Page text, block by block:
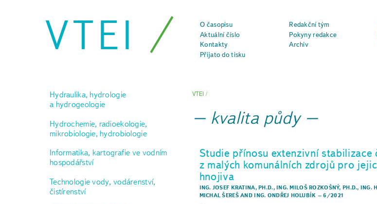
VTEI O časopisu Redakční tým
Aktuální číslo
Pokyny redakce
Kontakty
Archiv
Přijato do tisku
Hydraulika, hydrologie
a hydrogeologie
Hydrochemie, radioekologie,
mikrobiologie, hydrobiologie
Informatika, kartografie ve vodním
hospodářství
Technologie vody, vodárenství,
čistírenství
VTEI /
kvalita půdy
Studie přínosu extenzivní stabilizace
z malých komunálních zdrojů pro
hnojiva
ING. JOSEF KRATINA, PH.D., ING. MILOŠ ROZKOŠNÝ, PH.D., ING.
MICHAL ŠEREŠAND ING. ONDŘEJ HOLUBÍK –6/2021